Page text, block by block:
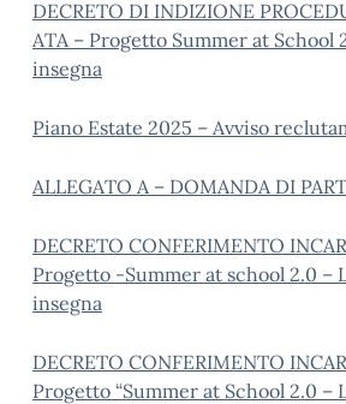
DECRETO DI INDIZIONE
ATA – Progetto Summer at School
insegna
Piano Estate 2025 – Avviso
ALLEGATO A – DOMANDA DI
DECRETO CONFERIMENTO
Progetto -Summer at school 2.0 –
insegna
DECRETO CONFERIMENTO
Progetto “Summer at School 2.0 –